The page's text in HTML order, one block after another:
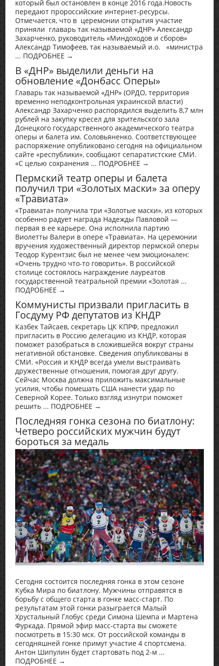
который был остановлен в конце 2016 года.Новость
передают пророссийские интернет-ресурсы.
Отмечается, что в церемонии открытия участие
приняли главарь так называемой «ДНР» Александр
Захарченко, руководитель «Миндоходов и сборов»
Александр Тимофеев, так называемый и.о. «министра
... ПОДРОБНЕЕ →
В «ДНР» выделили деньги на
обновление «Донбасс Оперы»
Главарь так называемой «ДНР» (ОРДО, территория
временно неподконтрольная украинской власти)
Александр Захарченко распорядился выделить 8,7 млн
рублей на закупку кресел для зрительского зала
Донецкого государственного академического театра
оперы и балета им. Соловьяненко. Соответствующее
распоряжение опубликовано сегодня на официальном
сайте «республики», сообщают сепаратистские СМИ.
«С целью сохранения ... ПОДРОБНЕЕ →
Пермский театр оперы и балета
получил три «Золотых маски» за оперу
«Травиата»
«Травиата» получила три «Золотые маски», из которых
особенно радует награда Надежды Павловой —
первая в ее карьере. Она исполнила партию
Виолетты Валери в опере «Травиата». На церемонии
вручения художественный директор пермской оперы
Теодор Курентзис был не менее чем эмоционален:
«Очень трудно что-то говорить». В российской
столице состоялось награждение лауреатов
государственной театральной премии «Золотая ...
ПОДРОБНЕЕ →
Коммунисты призвали пригласить в
Госдуму РФ депутатов из КНДР
Казбек Тайсаев, секретарь ЦК КПРФ, предложил
пригласить в Россию делегацию из КНДР, которая
поможет разобраться в сложившейся вокруг страны
негативной обстановке. Сведения опубликованы в
СМИ. «Россия и КНДР всегда умели выстраивать
дружественные отношения, помогая друг другу.
Сейчас Москва должна приложить максимальные
усилия, чтобы помешать США нанести удар по
Северной Корее. Только взгляд изнутри поможет
решить ... ПОДРОБНЕЕ →
Последняя гонка сезона по биатлону:
Четверо российских мужчин будут
бороться за медаль
Сегодня состоится последняя гонка в этом сезоне
Кубка Мира по биатлону. Мужчины отправятся в
борьбу с общего старта в гонке масс-старт. По
результатам этой гонки разыграется Малый
Хрустальный Глобус среди Симона Шемпа и Мартена
Фуркада. Прямой эфир масс-старта вы сможете
посмотреть в 15:30 мск. От российской команды в
сегодняшней гонке примут участие 4 спортсмена.
Антон Шипулин будет стартовать под 2-м ...
ПОДРОБНЕЕ →